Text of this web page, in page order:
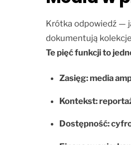
Krótka odpowiedź —
dokumentują
Te pięć funkcji to
Zasięg: media
Kontekst:
Dostępność: